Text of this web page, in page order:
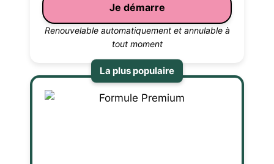
Je démarre
Renouvelable automatiquement et annulable à
tout moment